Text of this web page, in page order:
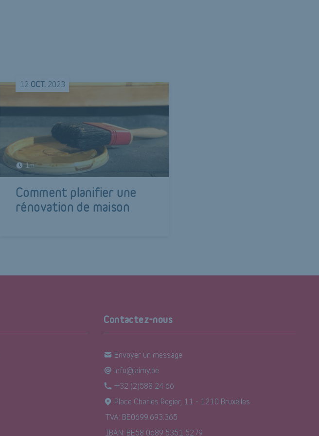
12 OCT. 2023
1m
Comment planifier une
rénovation de maison
Contactez-nous
Envoyer un message
info@jaimy.be
+32 (2)588 24 66
Place Charles Rogier, 11 - 1210 Bruxelles
TVA: BE0699.693.365
IBAN: BE58 0689 5351 5279